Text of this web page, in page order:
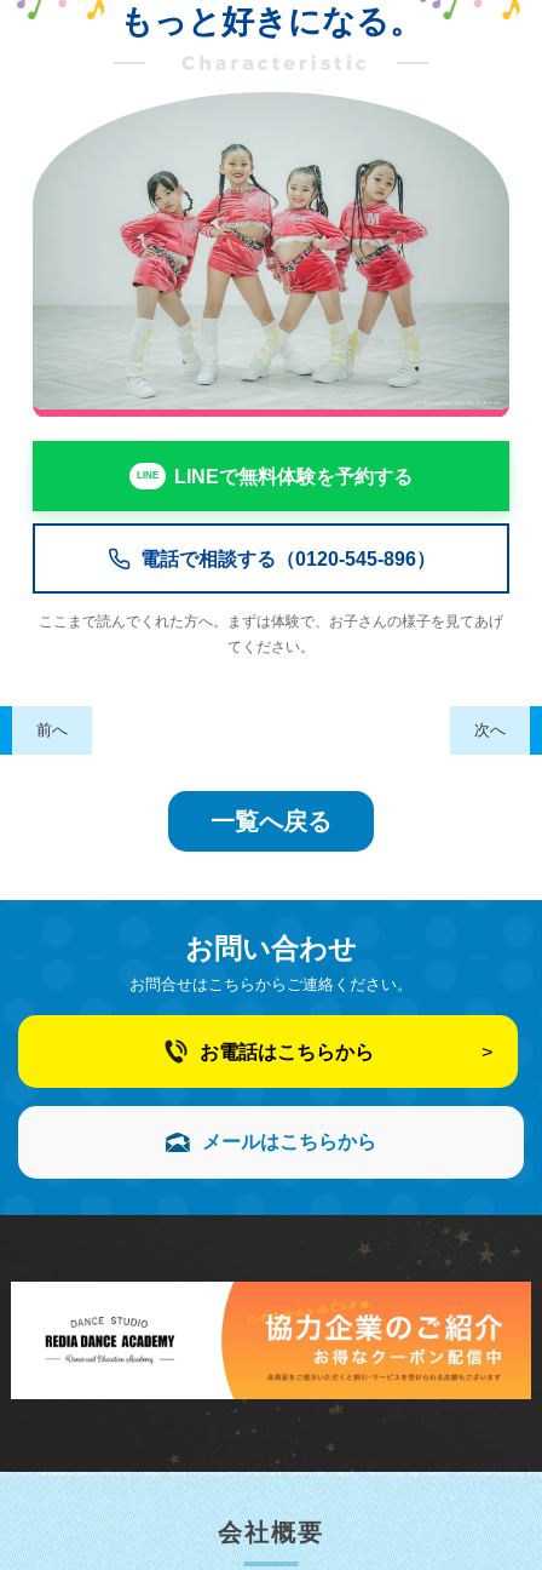
もっと好きになる。
LINEで無料体験を予約する
電話で相談する（0120-545-896）
ここまで読んでくれた方へ。まずは体験で、お子さんの様子を見てあげ
てください。
前へ 次へ
一覧へ戻る
お問い合わせ
お問合せはこちらからご連絡ください。
お電話はこちらから
メールはこちらから
会社概要